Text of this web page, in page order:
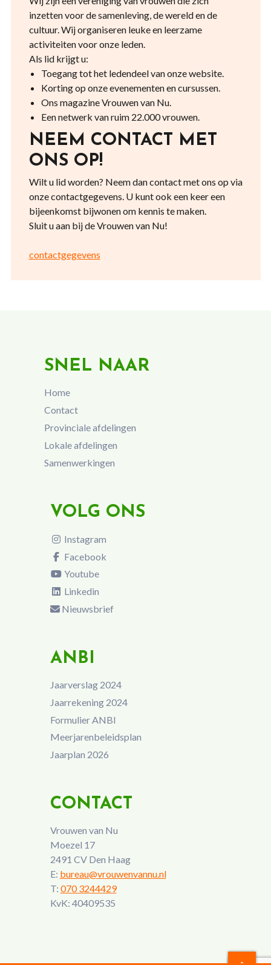
inzetten voor de samenleving, de wereld en de
cultuur. Wij organiseren leuke en leerzame
activiteiten voor onze leden.
Als lid krijgt u:
Toegang tot het ledendeel van onze website.
Korting op onze evenementen en cursussen.
Ons magazine Vrouwen van Nu.
Een netwerk van ruim 22.000 vrouwen.
NEEM CONTACT MET
ONS OP!
Wilt u lid worden? Neem dan contact met ons op via
onze contactgegevens. U kunt ook een keer een
bijeenkomst bijwonen om kennis te maken.
Sluit u aan bij de Vrouwen van Nu!
contactgegevens
SNEL NAAR
Home
Contact
Provinciale afdelingen
Lokale afdelingen
Samenwerkingen
VOLG ONS
Instagram
Facebook
Youtube
Linkedin
Nieuwsbrief
ANBI
Jaarverslag 2024
Jaarrekening 2024
Formulier ANBI
Meerjarenbeleidsplan
Jaarplan 2026
CONTACT
Vrouwen van Nu
Moezel 17
2491 CV Den Haag
E: bureau@vrouwenvannu.nl
T: 070 3244429
KvK: 40409535